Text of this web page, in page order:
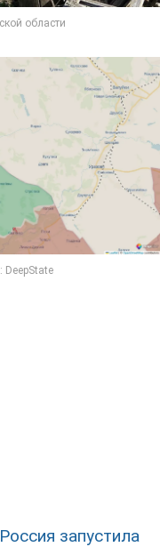
Россия запустила